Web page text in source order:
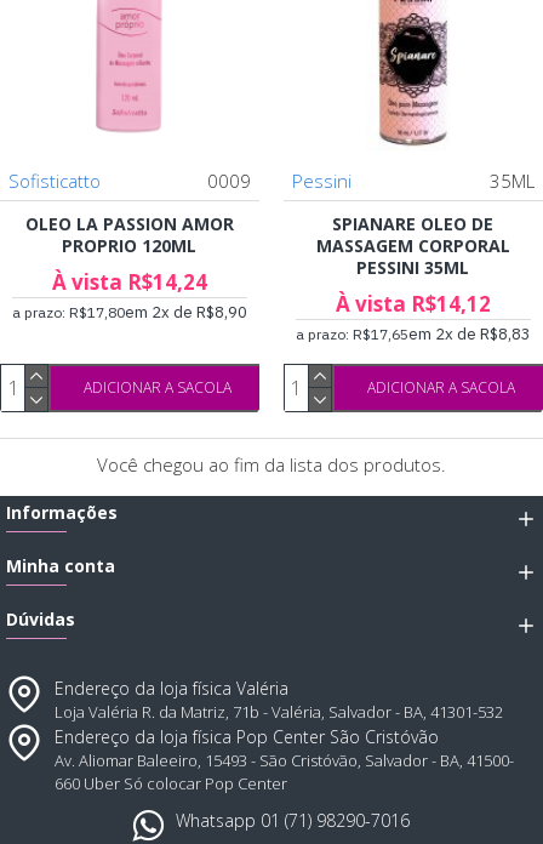
Sofisticatto 0009
OLEO LA PASSION AMOR
PROPRIO 120ML
À vista R$14,24
a prazo: R$17,80em 2x de R$8,90
ADICIONAR A SACOLA
Pessini 35ML
SPIANARE OLEO DE
MASSAGEM CORPORAL
PESSINI 35ML
À vista R$14,12
a prazo: R$17,65em 2x de R$8,83
ADICIONAR A SACOLA
Você chegou ao fim da lista dos produtos.
Informações
Minha conta
Dúvidas
Endereço da loja física Valéria
Loja Valéria R. da Matriz, 71b - Valéria, Salvador - BA, 41301-532
Endereço da loja física Pop Center São Cristóvão
Av. Aliomar Baleeiro, 15493 - São Cristóvão, Salvador - BA, 41500-
660 Uber Só colocar Pop Center
Whatsapp 01 (71) 98290-7016